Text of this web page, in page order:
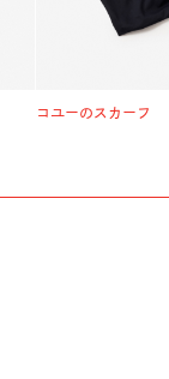
コユーのスカーフ